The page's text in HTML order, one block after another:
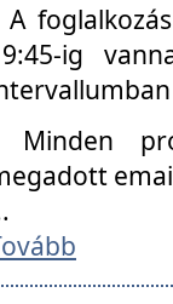
ig
Minden